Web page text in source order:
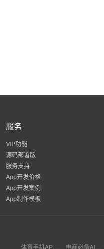
服务
VIP功能
源码部署版
服务支持
App开发价格
App开发案例
App制作模板